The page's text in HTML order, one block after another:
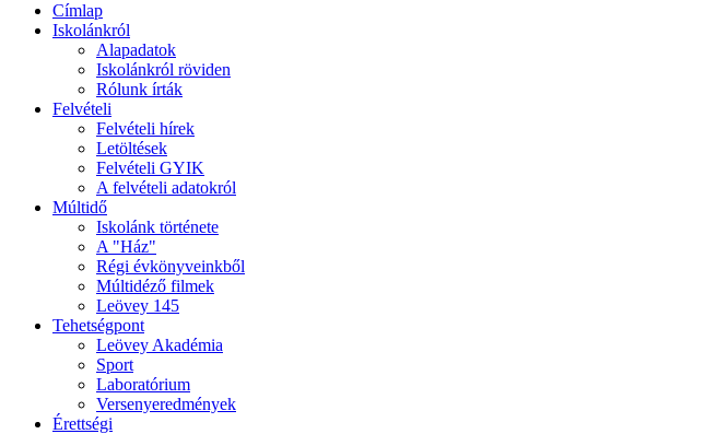
Címlap
Iskolánkról
Alapadatok
Iskolánkról röviden
Rólunk írták
Felvételi
Felvételi hírek
Letöltések
Felvételi GYIK
A felvételi adatokról
Múltidő
Iskolánk története
A "Ház"
Régi évkönyveinkből
Múltidéző filmek
Leövey 145
Tehetségpont
Leövey Akadémia
Sport
Laboratórium
Versenyeredmények
Érettségi